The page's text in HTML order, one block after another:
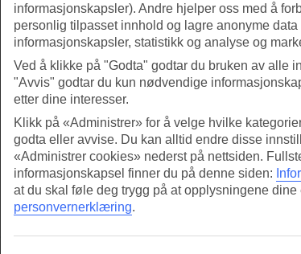
Last ned TUI-appen i dag!
informasjonskapsler). Andre hjelper oss med å
personlig tilpasset innhold og lagre anonyme
informasjonskapsler, statistikk og analyse og
Ved å klikke på "Godta" godtar du bruken av alle
"Avvis" godtar du kun nødvendige
etter dine interesser.
Klikk på «Administrer» for å velge hvilke
godta eller avvise. Du kan alltid endre disse
«Administrer cookies» nederst på nettsiden.
informasjonskapsel finner du på denne siden:
at du skal føle deg trygg på at opplysningene
personvernerklæring.